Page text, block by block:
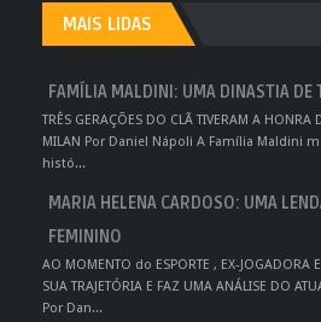
MAIS LIDAS
FAMÍLIA MALDINI: UMA DINASTIA DE
TRÊS GERAÇÕES DO CLÃ TIVERAM A HONRA
MILAN Por Daniel Nápoli A Família Maldini
histó...
MARIA HELENA CARDOSO: UMA
FEMININO
AO MOMENTO do ESPORTE , EX-JOGADORA
SUA TRAJETÓRIA E FAZ UMA ANÁLISE DO
Por Dan...